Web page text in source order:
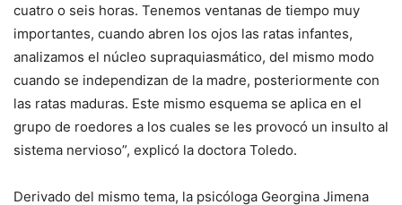
cuatro o seis horas. Tenemos ventanas de tiempo muy
importantes, cuando abren los ojos las ratas infantes,
analizamos el núcleo supraquiasmático, del mismo modo
cuando se independizan de la madre, posteriormente con
las ratas maduras. Este mismo esquema se aplica en el
grupo de roedores a los cuales se les provocó un insulto al
sistema nervioso”, explicó la doctora Toledo.
Derivado del mismo tema, la psicóloga Georgina Jimena